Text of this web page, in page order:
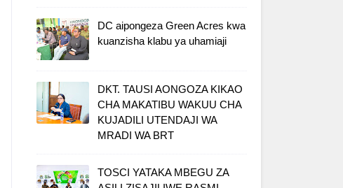
DC aipongeza Green Acres kwa
kuanzisha klabu ya uhamiaji
DKT. TAUSI AONGOZA KIKAO
CHA MAKATIBU WAKUU CHA
KUJADILI UTENDAJI WA
MRADI WA BRT
TOSCI YATAKA MBEGU ZA